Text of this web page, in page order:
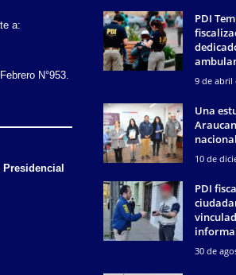
a:
N°953.
Presidencial
PDI
9 de abril
Una
10 de
PDI
30 de